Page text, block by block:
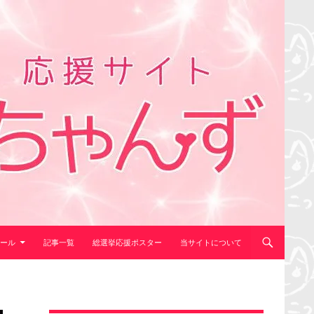
ル 記事一覧 総選挙応援ポスター 当サイトについて